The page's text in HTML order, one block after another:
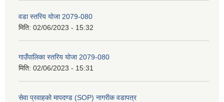
वडा स्तरिय योजा 2079-080
मिति: 02/06/2023 - 15:32
गाउँपालिका स्तरिय योजा 2079-080
मिति: 02/06/2023 - 15:31
सेवा प्रवाहको मापदण्ड (SOP) नागरीक वडापत्र